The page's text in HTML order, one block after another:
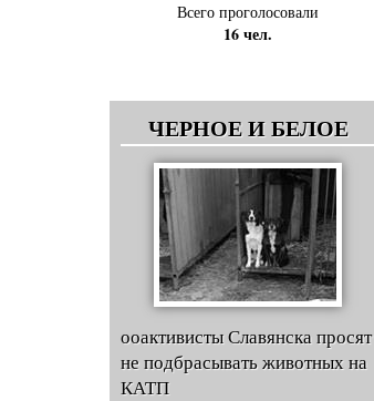
Всего проголосовали
16 чел.
ЧЕРНОЕ И БЕЛОЕ
ооактивисты Славянска просят
не подбрасывать животных на
КАТП